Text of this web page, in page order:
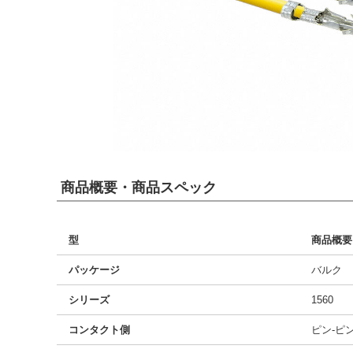
商品概要・商品スペック
型 商品概要
パッケージ バルク
シリーズ 1560
コンタクト側 ピン-ピ